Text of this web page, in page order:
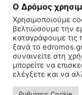
Εγγραφή
Ο Δρόμος
Χρησιμοποιούμε
βελτιώσουμε την
καταγράφουμε τις
ξανά το
συναινείτε στη
μπορείτε να
ελέγξετε και να